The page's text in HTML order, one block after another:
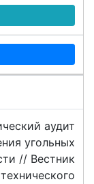
аудит
угольных
// Вестник